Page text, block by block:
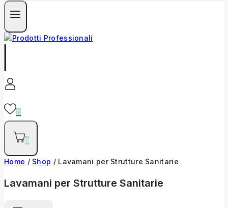
0
0
Home / Shop / Lavamani per Strutture Sanitarie
Lavamani per Strutture Sanitarie